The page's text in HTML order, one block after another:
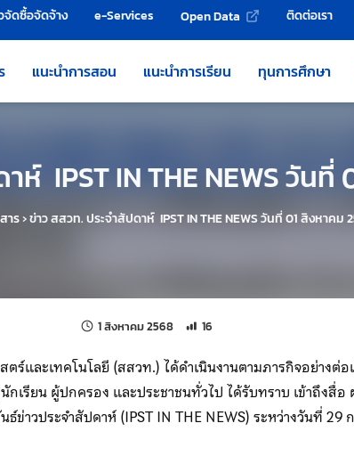
จัดซื้อจัดจ้าง e-Services Open Data ติดต่อเรา
แนะนำการสอน แนะนำการเรียน ทุนการศึกษา
ห์ IPST IN THE NEWS วันที่
าร›ข่าว สสวท. ประจำสัปดาห์ IPST IN THE NEWS วันที่ 01 สิงหาคม
1 สิงหาคม 2568 แก้ไขล่าสุดเมื่อ:
จำนวนการเข้าชม 16 ครั้ง
16
ร์และเทคโนโลยี (สสวท.) ได้ดำเนินงานตามภารกิจอย่างต่อ
กเรียน ผู้ปกครอง และประชาชนทั่วไป ได้รับทราบ เข้าถึงสื่อ
ข่าวประจำสัปดาห์ (IPST IN THE NEWS) ระหว่างวันที่